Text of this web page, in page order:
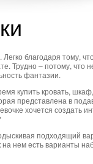
благодаря тому,
Трудно – потому, что
фантазии.
купить кровать,
представлена в
хочется создать
подходящий
на нем есть варианты